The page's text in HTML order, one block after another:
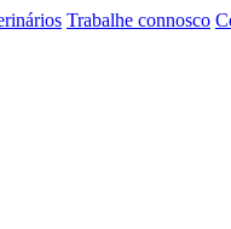
Trabalhe connosco